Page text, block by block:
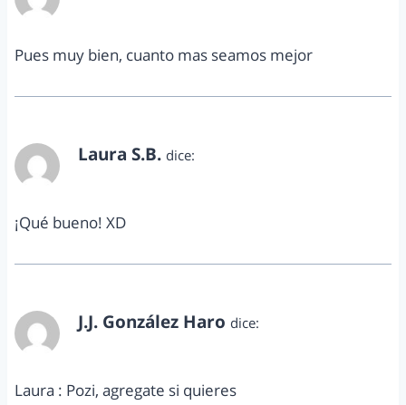
Pues muy bien, cuanto mas seamos mejor
Laura S.B. dice:
¡Qué bueno! XD
J.J. González Haro dice:
Laura : Pozi, agregate si quieres